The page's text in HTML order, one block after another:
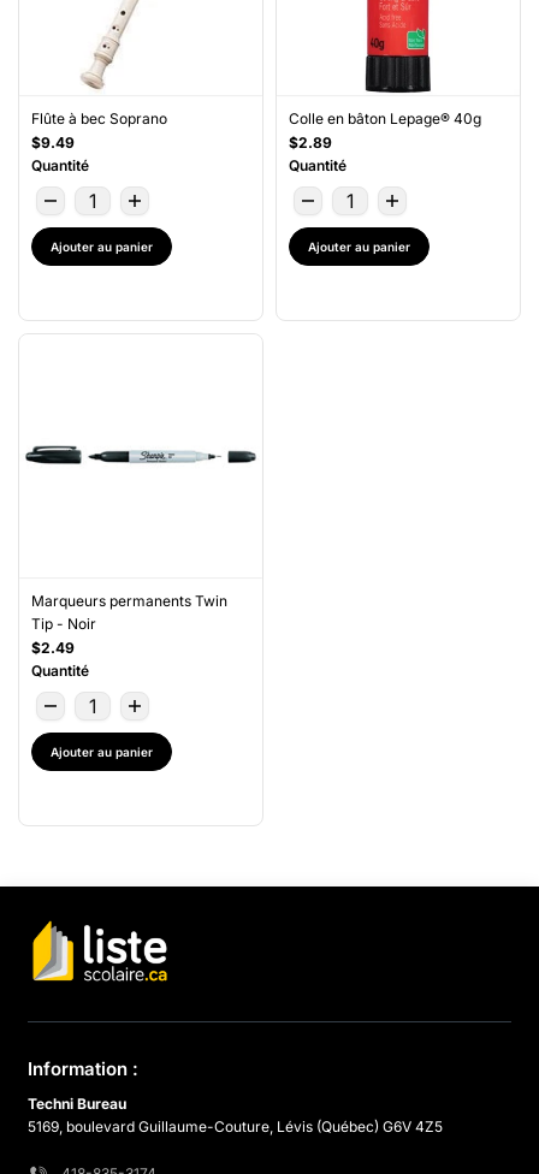
Flûte à bec Soprano
$9.49
Quantité
Ajouter au panier
Colle en bâton Lepage® 40g
$2.89
Quantité
Ajouter au panier
Marqueurs permanents Twin
Tip - Noir
$2.49
Quantité
Ajouter au panier
Information :
Techni Bureau
5169, boulevard Guillaume-Couture, Lévis (Québec) G6V 4Z5